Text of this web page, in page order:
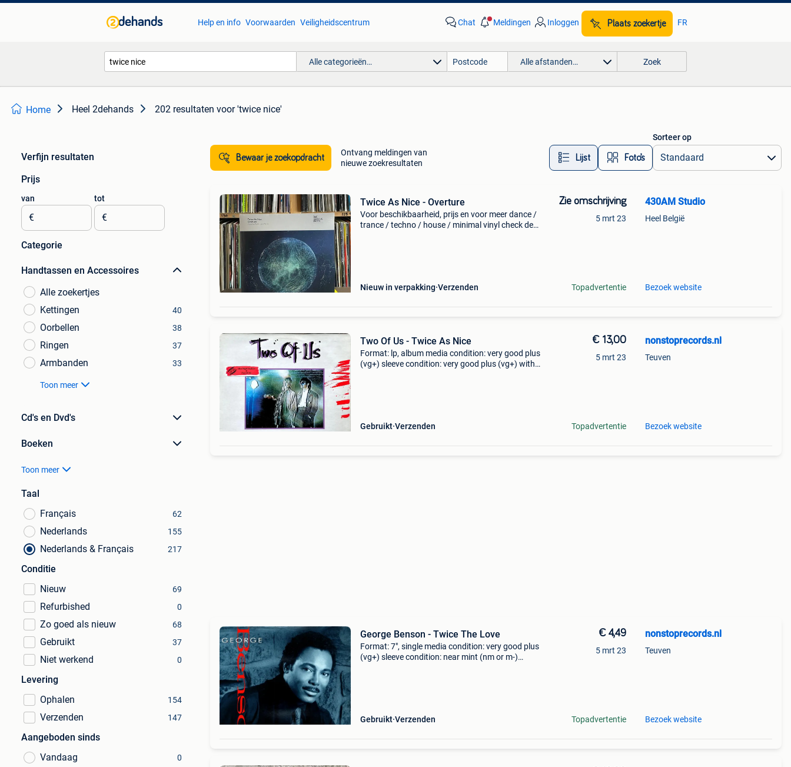
Help en info Voorwaarden Veiligheidscentrum Chat Meldingen Inloggen Plaats zoekertje FR
Alle categorieën… Alle afstanden… Zoek
Home Heel 2dehands 202 resultaten voor 'twice nice'
Verfijn resultaten
Prijs
van
€
tot
€
Categorie
Handtassen en Accessoires
Alle zoekertjes
Kettingen
40
Oorbellen 38
Ringen 37
Armbanden 33
Toon meer
Cd's en Dvd's
Boeken
Toon meer
Taal
Français
62
Nederlands 155
Nederlands & Français 217
Conditie
Nieuw
69
Refurbished 0
Zo goed als nieuw 68
Gebruikt 37
Niet werkend 0
Levering
Ophalen
154
Verzenden 147
Aangeboden sinds
Vandaag
0
Bewaar je zoekopdracht
Ontvang meldingen van
nieuwe zoekresultaten
Lijst Foto’s
Sorteer op
Twice As Nice - Overture
Voor beschikbaarheid, prijs en voor meer dance /
trance / techno / house / minimal vinyl check de
Nieuw in verpakking Verzenden
Zie omschrijving
5 mrt 23
Topadvertentie
430AM Studio
Heel België
Bezoek website
Two Of Us - Twice As Nice
Format: lp, album media condition: very good plus
(vg+) sleeve condition: very good plus (vg+) with
Gebruikt Verzenden
€ 13,00
5 mrt 23
Topadvertentie
nonstoprecords.nl
Teuven
Bezoek website
George Benson - Twice The Love
Format: 7", single media condition: very good plus
(vg+) sleeve condition: near mint (nm or m-)
Gebruikt Verzenden
€ 4,49
5 mrt 23
Topadvertentie
nonstoprecords.nl
Teuven
Bezoek website